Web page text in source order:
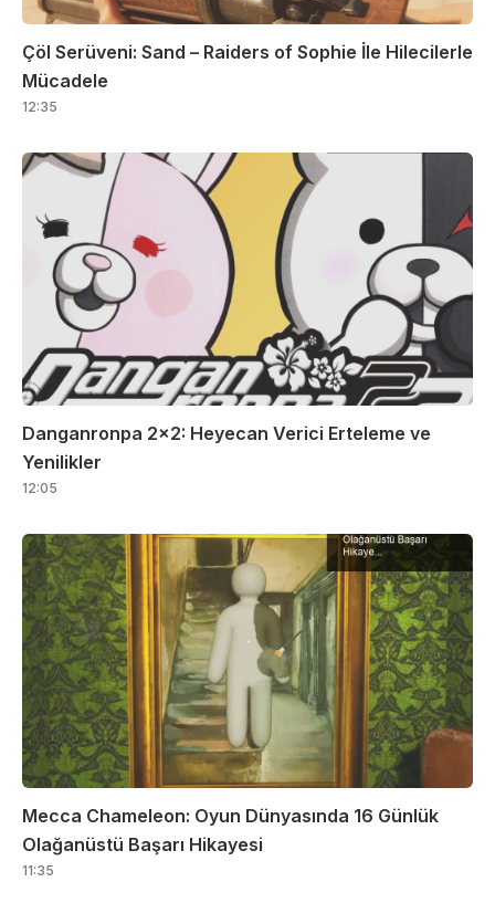
Çöl Serüveni: Sand – Raiders of Sophie İle Hilecilerle
Mücadele
12:35
Danganronpa 2×2: Heyecan Verici Erteleme ve
Yenilikler
12:05
Mecca Chameleon: Oyun Dünyasında 16 Günlük
Olağanüstü Başarı Hikayesi
11:35